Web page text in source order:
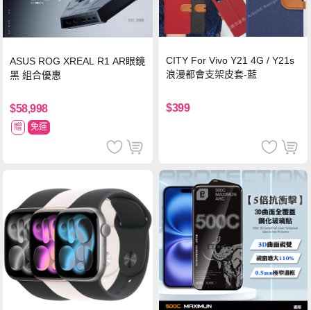
ASUS ROG XREAL R1 AR眼鏡
黑 組合優惠
$58,998
贈 免運
CITY For Vivo Y21 4G / Y21s
浪漫都會支架皮套-藍
$399